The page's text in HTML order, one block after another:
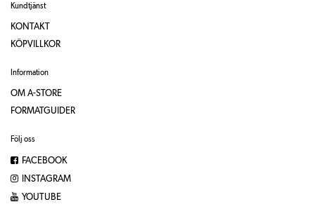
Kundtjänst
KONTAKT
KÖPVILLKOR
Information
OM A-STORE
FORMATGUIDER
Följ oss
FACEBOOK
INSTAGRAM
YOUTUBE